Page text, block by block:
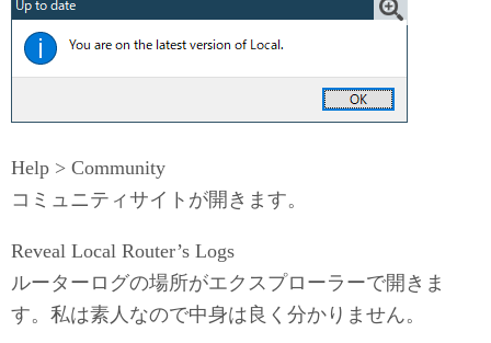
Help > Community
コミュニティサイトが開きます。
Reveal Local Router’s Logs
ルーターログの場所がエクスプローラーで開きま
す。私は素人なので中身は良く分かりません。